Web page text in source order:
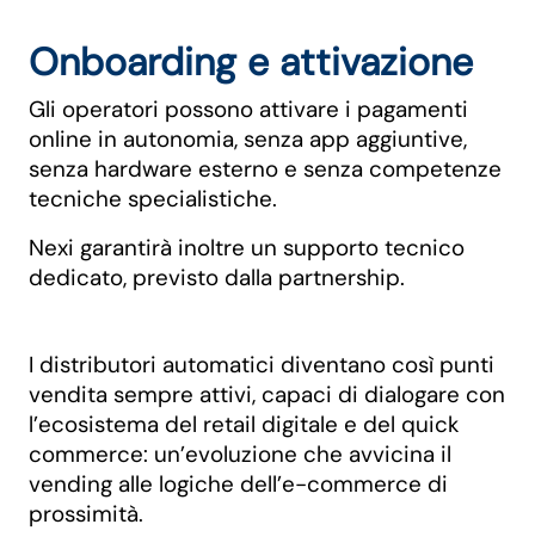
Onboarding e attivazione
Gli operatori possono attivare i pagamenti
online in autonomia, senza app aggiuntive,
senza hardware esterno e senza competenze
tecniche specialistiche.
Nexi garantirà inoltre un supporto tecnico
dedicato, previsto dalla partnership.
I distributori automatici diventano così punti
vendita sempre attivi, capaci di dialogare con
l’ecosistema del retail digitale e del quick
commerce: un’evoluzione che avvicina il
vending alle logiche dell’e-commerce di
prossimità.